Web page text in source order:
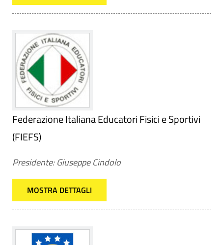
Federazione Italiana Educatori Fisici e Sportivi
(FIEFS)
Presidente: Giuseppe Cindolo
MOSTRA DETTAGLI